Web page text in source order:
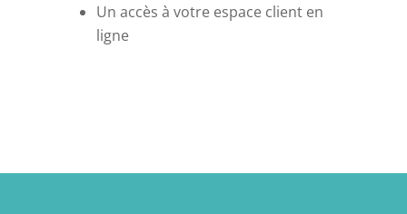
Un accès à votre espace client en
ligne